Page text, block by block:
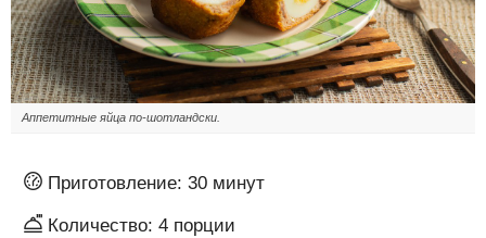
Аппетитные яйца по-шотландски.
Приготовление: 30 минут
Количество: 4 порции